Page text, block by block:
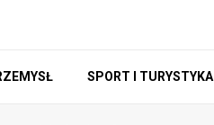
SPORT I TURYSTYKA